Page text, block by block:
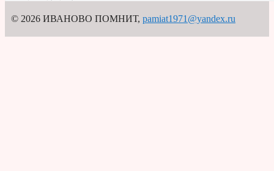
© 2026 ИВАНОВО ПОМНИТ, pamiat1971@yandex.ru